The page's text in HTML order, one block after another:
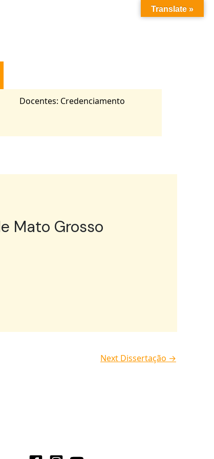
Docentes: Credenciamento
Mato Grosso
Next Dissertação →
Translate »